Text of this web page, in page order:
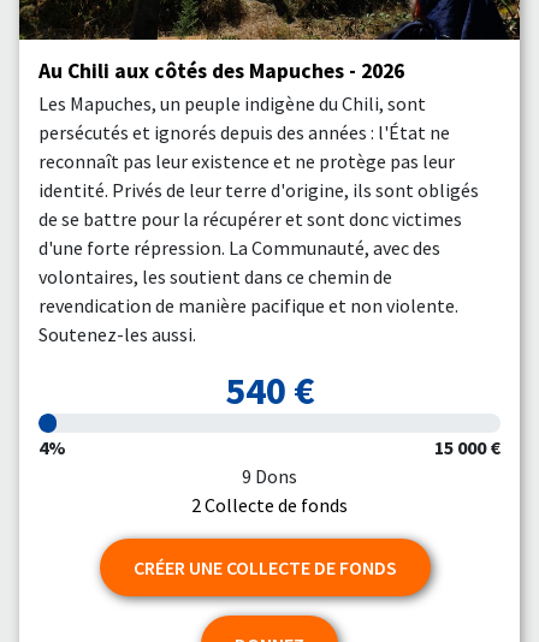
Au Chili aux côtés des Mapuches - 2026
Les Mapuches, un peuple indigène du Chili, sont
persécutés et ignorés depuis des années : l'État ne
reconnaît pas leur existence et ne protège pas leur
identité. Privés de leur terre d'origine, ils sont obligés
de se battre pour la récupérer et sont donc victimes
d'une forte répression. La Communauté, avec des
volontaires, les soutient dans ce chemin de
revendication de manière pacifique et non violente.
Soutenez-les aussi.
540 €
4%
15 000 €
9 Dons
2 Collecte de fonds
CRÉER UNE COLLECTE DE FONDS